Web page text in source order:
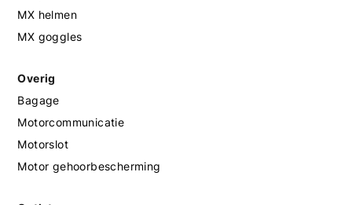
MX helmen
MX goggles
Overig
Bagage
Motorcommunicatie
Motorslot
Motor gehoorbescherming